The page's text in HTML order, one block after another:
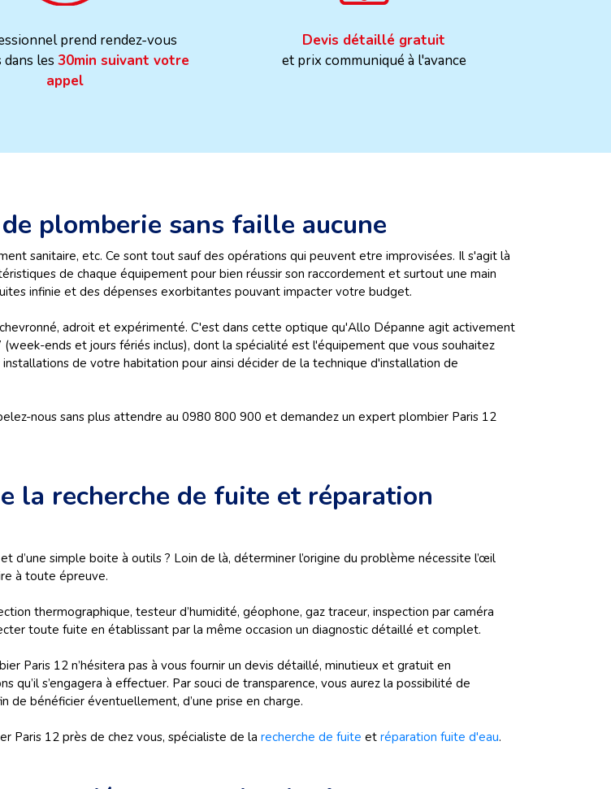
prend rendez-vous
dans les 30min suivant votre
appel
Devis détaillé gratuit
et prix communiqué à l'avance
plomberie sans faille aucune
sanitaire, etc. Ce sont tout sauf des opérations qui peuvent etre improvisées. Il s'agit là
de chaque équipement pour bien réussir son raccordement et surtout une main
infinie et des dépenses exorbitantes pouvant impacter votre budget.
adroit et expérimenté. C'est dans cette optique qu'Allo Dépanne agit activement
ends et jours fériés inclus), dont la spécialité est l'équipement que vous souhaitez
de votre habitation pour ainsi décider de la technique d'installation de
nous sans plus attendre au 0980 800 900 et demandez un expert plombier Paris 12
la recherche de fuite et réparation
d’une simple boite à outils ? Loin de là, déterminer l’origine du problème nécessite l’œil
à toute épreuve.
thermographique, testeur d’humidité, géophone, gaz traceur, inspection par caméra
toute fuite en établissant par la même occasion un diagnostic détaillé et complet.
Paris 12 n’hésitera pas à vous fournir un devis détaillé, minutieux et gratuit en
s’engagera à effectuer. Par souci de transparence, vous aurez la possibilité de
bénéficier éventuellement, d’une prise en charge.
Paris 12 près de chez vous, spécialiste de la recherche de fuite et réparation fuite d'eau.